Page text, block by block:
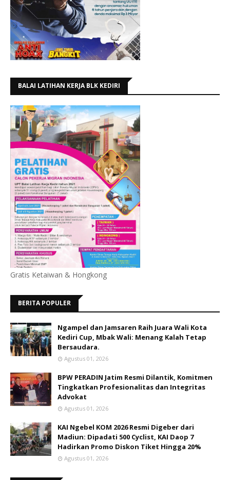
BALAI LATIHAN KERJA BLK KEDIRI
Gratis Ketaiwan & Hongkong
BERITA POPULER
Ngampel dan Jamsaren Raih Juara Wali Kota
Kediri Cup, Mbak Wali: Menang Kalah Tetap
Bersaudara.
Agustus 01, 2026
BPW PERADIN Jatim Resmi Dilantik, Komitmen
Tingkatkan Profesionalitas dan Integritas
Advokat
Agustus 01, 2026
KAI Ngebel KOM 2026 Resmi Digeber dari
Madiun: Dipadati 500 Cyclist, KAI Daop 7
Hadirkan Promo Diskon Tiket Hingga 20%
Agustus 01, 2026